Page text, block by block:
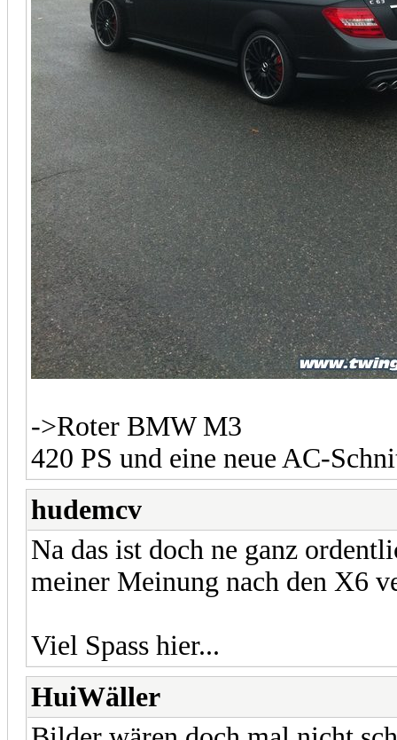
->Roter BMW M3
420 PS und eine neue AC-
hudemcv
Na das ist doch ne ganz
meiner Meinung nach den X6
Viel Spass hier...
HuiWäller